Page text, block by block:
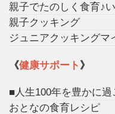
親子でたのしく食育♪
親子クッキング
ジュニアクッキングマ
《健康サポート 》
■人生100年を豊かに過
おとなの食育レシピ